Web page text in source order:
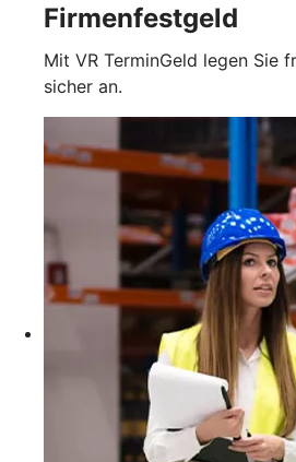
Firmenfestgeld
Mit VR TerminGeld legen Sie
sicher an.